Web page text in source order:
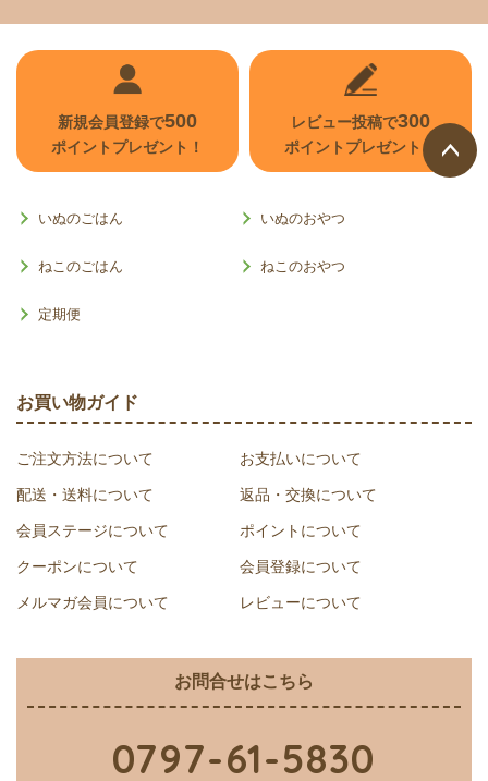
新規会員登録で500
ポイントプレゼント！
レビュー投稿で300
ポイントプレゼント！
いぬのごはん いぬのおやつ
ねこのごはん ねこのおやつ
定期便
お買い物ガイド
ご注文方法について お支払いについて
配送・送料について 返品・交換について
会員ステージについて ポイントについて
クーポンについて 会員登録について
メルマガ会員について レビューについて
お問合せはこちら
0797-61-5830